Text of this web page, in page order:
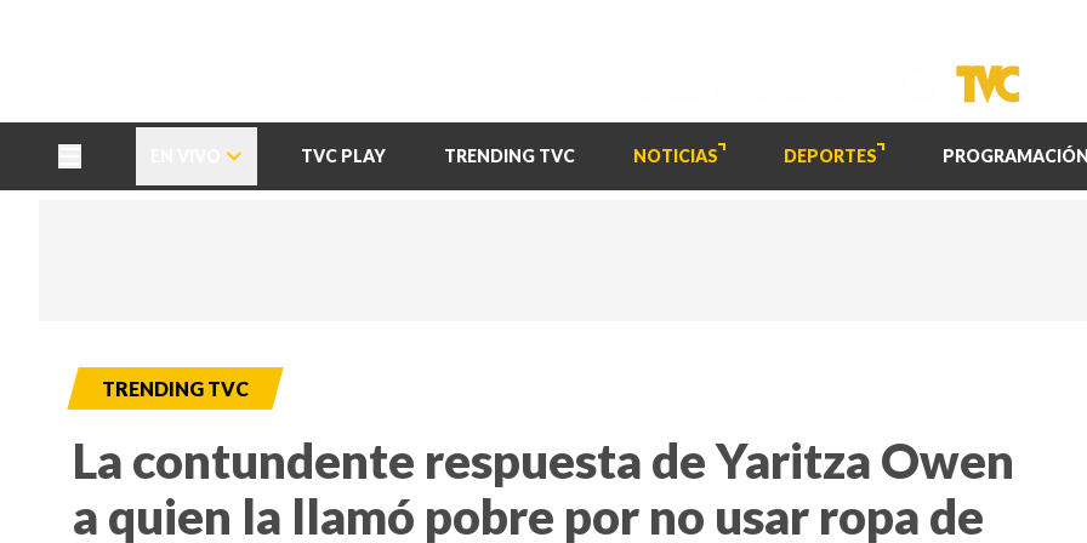
TVC PLAY TRENDING TVC NOTICIAS DEPORTES PROGRAMACIÓN
TRENDING TVC
La contundente respuesta de Yaritza Owen
a quien la llamó pobre por no usar ropa de